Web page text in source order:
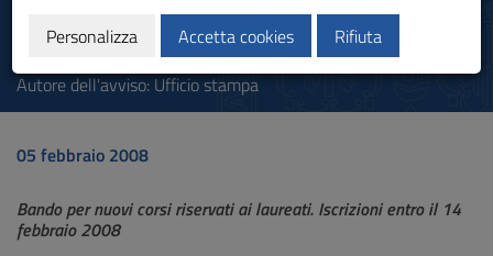
navigazione
del
sito
al
trasversali
Autore dell'avviso: Ufficio stampa
05 febbraio 2008
Bando per nuovi corsi riservati ai laureati. Iscrizioni entro il 14
febbraio 2008
Personalizza Accetta cookies Rifiuta